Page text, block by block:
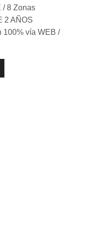
/ 8 Zonas
2 AÑOS
100% vía WEB /